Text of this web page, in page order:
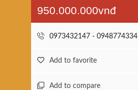
950.000.000vnđ
0973432147 - 0948774334
Add to favorite
Add to compare